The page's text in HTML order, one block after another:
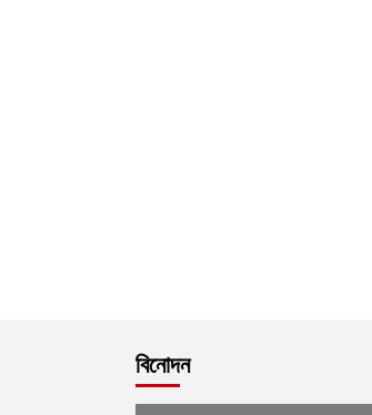
বিনোদন